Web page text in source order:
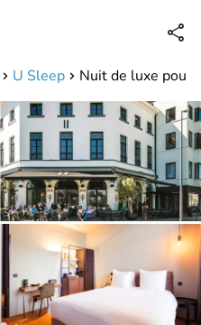
Disponible jusqu'à 23:00 heures
U Sleep Nuit de luxe pour